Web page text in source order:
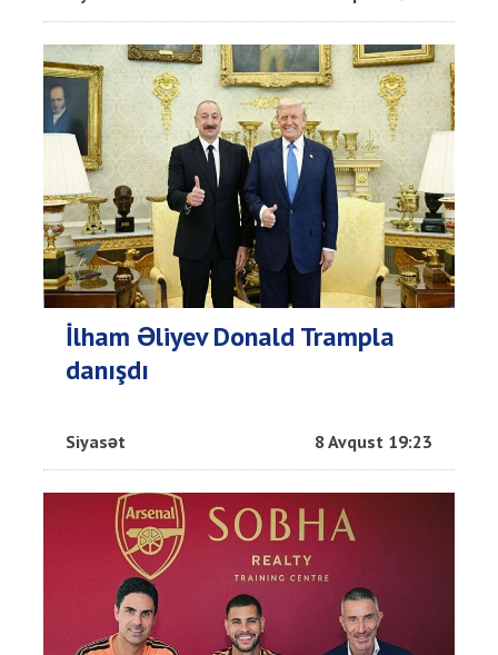
İlham Əliyev Donald Trampla
danışdı
Siyasət 8 Avqust 19:23